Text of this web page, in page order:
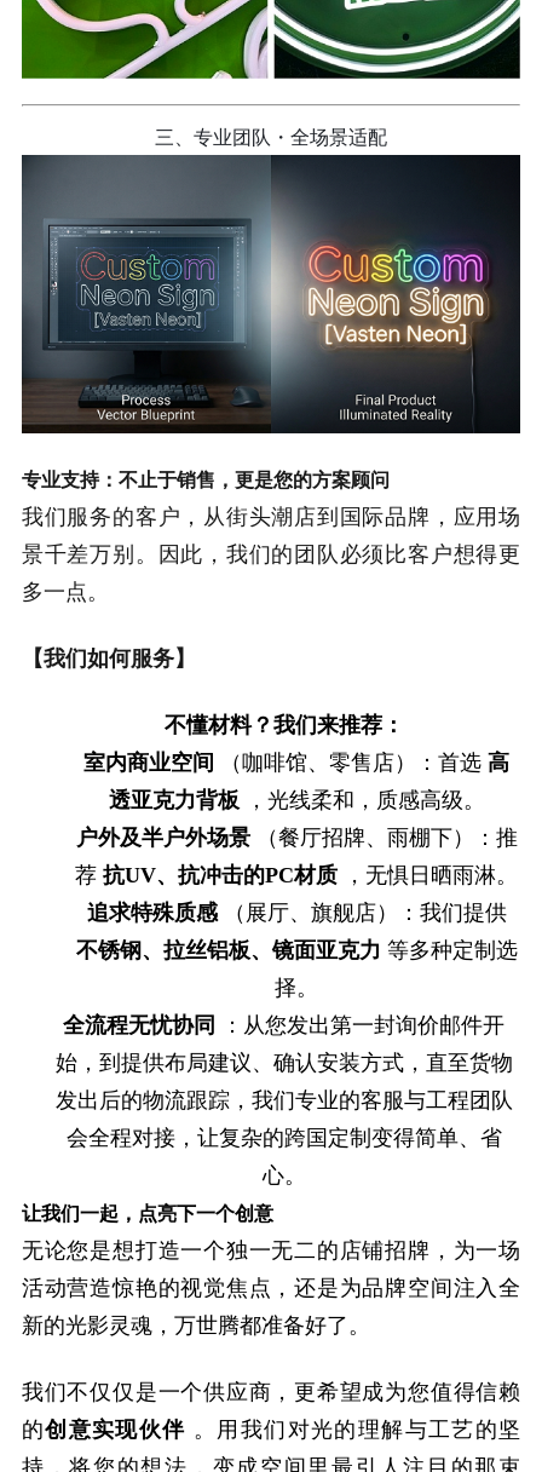
三、专业团队・全场景适配
专业支持：不止于销售，更是您的方案顾问
我们服务的客户，从街头潮店到国际品牌，应用场
景千差万别。因此，我们的团队必须比客户想得更
多一点。
【我们如何服务】
不懂材料？我们来推荐：
室内商业空间
（咖啡馆、零售店）：首选 高
透亚克力背板
，光线柔和，质感高级。
户外及半户外场景
（餐厅招牌、雨棚下）：推
荐 抗UV、抗冲击的PC材质
，无惧日晒雨淋。
追求特殊质感
（展厅、旗舰店）：我们提供
不锈钢、拉丝铝板、镜面亚克力 等多种定制选
择。
全流程无忧协同
：从您发出第一封询价邮件开
始，到提供布局建议、确认安装方式，直至货物
发出后的物流跟踪，我们专业的客服与工程团队
会全程对接，让复杂的跨国定制变得简单、省
心。
让我们一起，点亮下一个创意
无论您是想打造一个独一无二的店铺招牌，为一场
活动营造惊艳的视觉焦点，还是为品牌空间注入全
新的光影灵魂，万世腾都准备好了。
我们不仅仅是一个供应商，更希望成为您值得信赖
的创意实现伙伴 。用我们对光的理解与工艺的坚